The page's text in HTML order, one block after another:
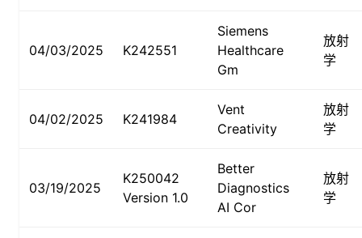
04/03/2025 K242551
Siemens
Healthcare
Gm
放射
学
04/02/2025 K241984
Vent
Creativity
放射
学
03/19/2025
K250042
Version 1.0
Better
Diagnostics
AI Cor
放射
学